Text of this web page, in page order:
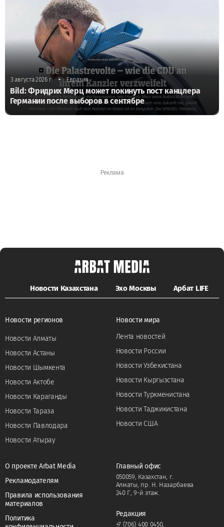
3 августа 2026 г. • Евразия
Bild: Фридрих Мерц может покинуть пост канцлера
Германии после выборов в сентябре
Новости Казахстана Эхо Москвы Арбат LIFE
Новости регионов
Новости Алматы
Новости Астаны
Новости Шымкента
Новости Актобе
Новости Караганды
Новости Тараза
Новости Павлодара
Новости Атырау
Новости мира
Лента новостей
Новости России
Новости Узбекистана
Новости Кыргызстана
Новости Туркменистана
Новости Таджикистана
Новости США
О проекте Arbat Media
Рекламодателям
Правила использования
материалов
Политика
Главный офис
050059, Казахстан, г.
Алматы, пр. Н. Назарбаева
240 Г, 9-й этаж.
Редакция
+7 (706) 400 0450,